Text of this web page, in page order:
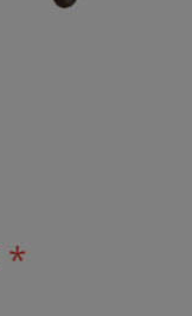
*